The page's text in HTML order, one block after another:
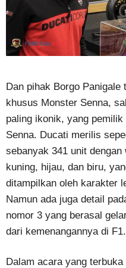
Dan pihak Borgo Panigale
khusus Monster Senna,
paling ikonik, yang
Senna. Ducati merilis
sebanyak 341 unit
kuning, hijau, dan biru,
ditampilkan oleh karakter
Namun ada juga detail
nomor 3 yang berasal
dari kemenangannya di
Dalam acara yang